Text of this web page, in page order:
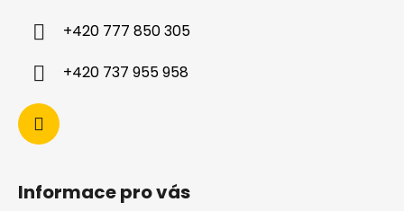
+420 777 850 305
+420 737 955 958
Informace pro vás